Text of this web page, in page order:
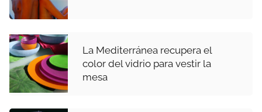
La Mediterránea recupera el
color del vidrio para vestir la
mesa